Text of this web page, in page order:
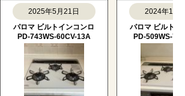
2025年5月21日
パロマ ビルトインコンロ
PD-743WS-60CV-13A
2024年1月22日
パロマ ビルトインコ
PD-509WS-75CV-